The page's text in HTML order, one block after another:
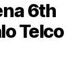
6th
Telco